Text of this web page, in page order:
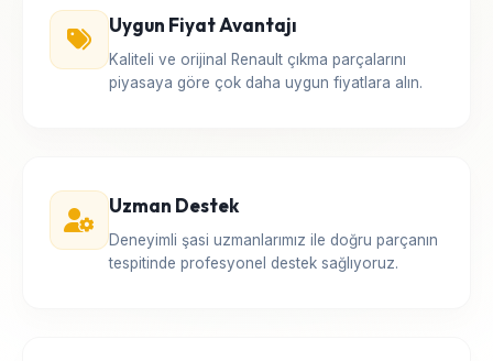
Uygun Fiyat Avantajı
Kaliteli ve orijinal Renault çıkma parçalarını
piyasaya göre çok daha uygun fiyatlara alın.
Uzman Destek
Deneyimli şasi uzmanlarımız ile doğru parçanın
tespitinde profesyonel destek sağlıyoruz.